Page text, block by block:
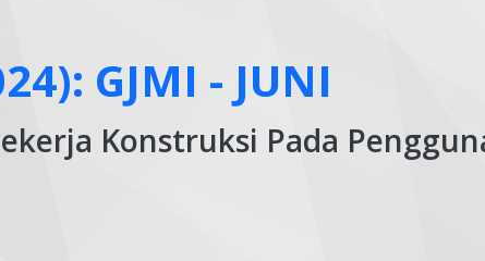
GJMI - JUNI
Konstruksi Pada